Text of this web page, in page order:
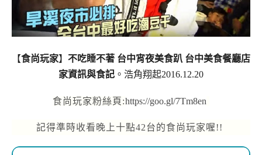
【食尚玩家】 不吃睡不著 台中宵夜美食趴 台中美食餐廳店
家資訊與食記 。浩角翔起2016.12.20
食尚玩家粉絲頁:https://goo.gl/7Tm8en
記得準時收看晚上十點42台的食尚玩家喔!!